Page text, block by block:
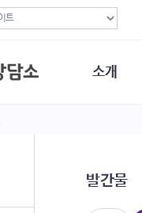
소개
오시는길
발간물